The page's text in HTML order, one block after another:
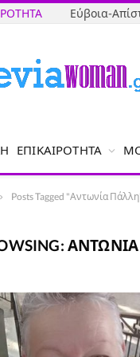
ΕΠΙΚΑΙΡΌΤΗΤΑ
Posts Tagged "Αντωνία